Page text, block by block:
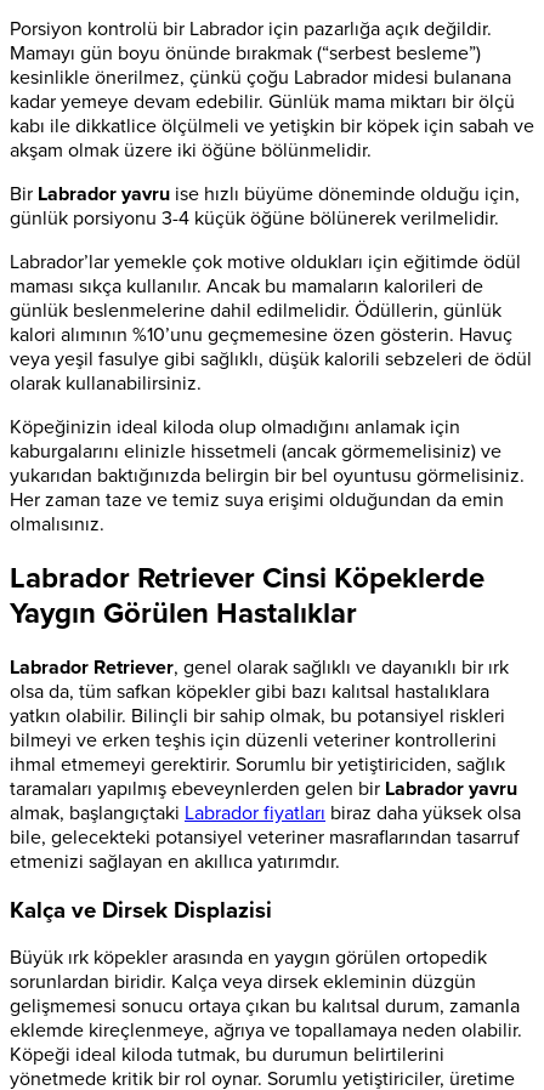
Porsiyon kontrolü bir Labrador için pazarlığa açık değildir.
Mamayı gün boyu önünde bırakmak (“serbest besleme”)
kesinlikle önerilmez, çünkü çoğu Labrador midesi bulanana
kadar yemeye devam edebilir. Günlük mama miktarı bir ölçü
kabı ile dikkatlice ölçülmeli ve yetişkin bir köpek için sabah ve
akşam olmak üzere iki öğüne bölünmelidir.
Bir Labrador yavru ise hızlı büyüme döneminde olduğu için,
günlük porsiyonu 3-4 küçük öğüne bölünerek verilmelidir.
Labrador’lar yemekle çok motive oldukları için eğitimde ödül
maması sıkça kullanılır. Ancak bu mamaların kalorileri de
günlük beslenmelerine dahil edilmelidir. Ödüllerin, günlük
kalori alımının %10’unu geçmemesine özen gösterin. Havuç
veya yeşil fasulye gibi sağlıklı, düşük kalorili sebzeleri de ödül
olarak kullanabilirsiniz.
Köpeğinizin ideal kiloda olup olmadığını anlamak için
kaburgalarını elinizle hissetmeli (ancak görmemelisiniz) ve
yukarıdan baktığınızda belirgin bir bel oyuntusu görmelisiniz.
Her zaman taze ve temiz suya erişimi olduğundan da emin
olmalısınız.
Labrador Retriever Cinsi Köpeklerde
Yaygın Görülen Hastalıklar
Labrador Retriever, genel olarak sağlıklı ve dayanıklı bir ırk
olsa da, tüm safkan köpekler gibi bazı kalıtsal hastalıklara
yatkın olabilir. Bilinçli bir sahip olmak, bu potansiyel riskleri
bilmeyi ve erken teşhis için düzenli veteriner kontrollerini
ihmal etmemeyi gerektirir. Sorumlu bir yetiştiriciden, sağlık
taramaları yapılmış ebeveynlerden gelen bir Labrador yavru
almak, başlangıçtaki Labrador fiyatları biraz daha yüksek olsa
bile, gelecekteki potansiyel veteriner masraflarından tasarruf
etmenizi sağlayan en akıllıca yatırımdır.
Kalça ve Dirsek Displazisi
Büyük ırk köpekler arasında en yaygın görülen ortopedik
sorunlardan biridir. Kalça veya dirsek ekleminin düzgün
gelişmemesi sonucu ortaya çıkan bu kalıtsal durum, zamanla
eklemde kireçlenmeye, ağrıya ve topallamaya neden olabilir.
Köpeği ideal kiloda tutmak, bu durumun belirtilerini
yönetmede kritik bir rol oynar. Sorumlu yetiştiriciler, üretime